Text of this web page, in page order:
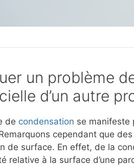
un problème
d’un autre
de condensation se manifeste
cependant que
de surface. En effet, de la
relative à la surface d’une